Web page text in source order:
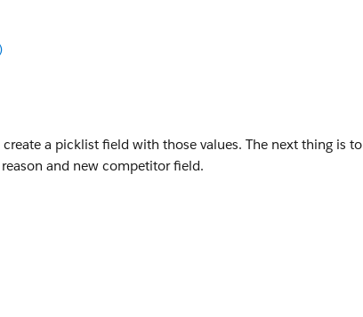
a picklist field with those values. The next thing is to
and new competitor field.